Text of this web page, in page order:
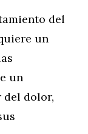
del
un
un
del dolor,